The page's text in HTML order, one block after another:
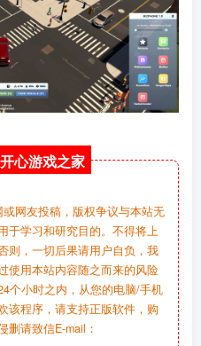
开心游戏之家
网友投稿，版权争议与本站无
于学习和研究目的。不得将上
则，一切后果请用户自负，我
使用本站内容随之而来的风险
个小时之内，从您的电脑/手机
该程序，请支持正版软件，购
删请致信E-mail：